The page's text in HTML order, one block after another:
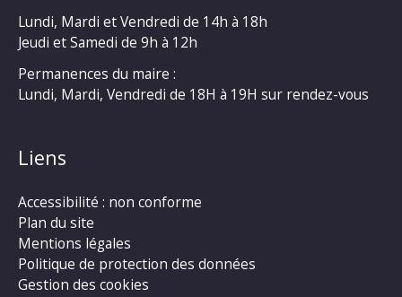
Lundi, Mardi et Vendredi de 14h à 18h
Jeudi et Samedi de 9h à 12h
Permanences du maire :
Lundi, Mardi, Vendredi de 18H à 19H sur rendez-vous
Liens
Accessibilité : non conforme
Plan du site
Mentions légales
Politique de protection des données
Gestion des cookies